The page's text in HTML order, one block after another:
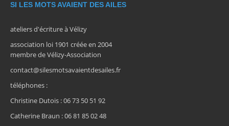
SI LES MOTS AVAIENT DES AILES
ateliers d'écriture à Vélizy
association loi 1901 créée en 2004
membre de Vélizy-Association
contact@silesmotsavaientdesailes.fr
téléphones :
Christine Dutois : 06 73 50 51 92
Catherine Braun : 06 81 85 02 48